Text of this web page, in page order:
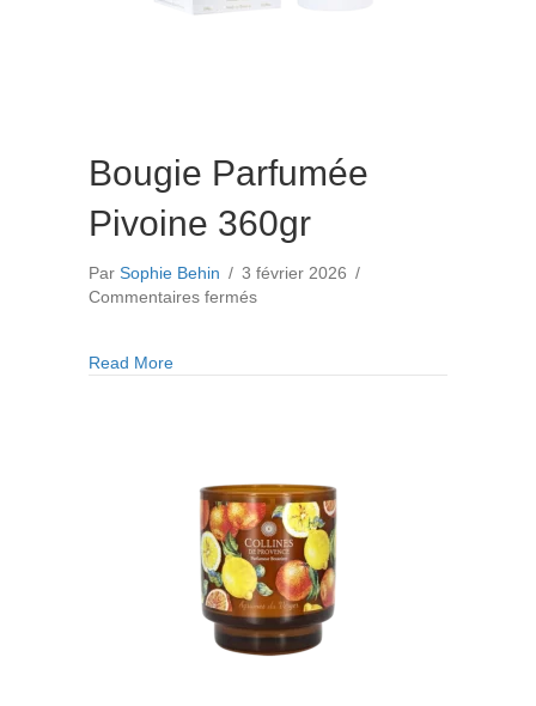
Bougie Parfumée
Pivoine 360gr
Par Sophie Behin / 3 février 2026 /
Commentaires ferméssur
Read Moreabout Bougie Parfumée Pivoine 360gr